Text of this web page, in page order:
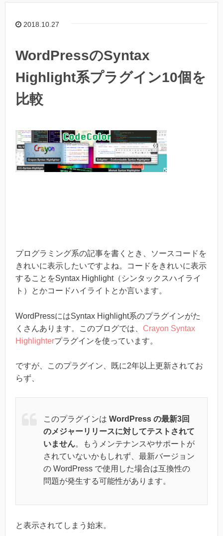
2018.10.27
WordPressのSyntax
Highlight系プラグイン10個を
比較
プログラミング系の記事を書くとき、ソースコードを
きれいに表示したいですよね。コードをきれいに表示
することをSyntax Highlight（シンタックスハイライ
ト）とかコードハイライトとか言います。
WordPressにはSyntax Highlight系のプラグインがた
くさんあります。このブログでは、 Crayon Syntax
Highlighterプラグインを使っています。
ですが、このプラグイン、既に2年以上更新されてお
らず、
このプラグインは WordPress の最新3回
のメジャーリリースに対してテストされて
いません。もうメンテナンスやサポートが
されていないかもしれず、最新バージョン
の WordPress で使用した場合は互換性の
問題が発生する可能性があります。
と表示されてしまう始末。